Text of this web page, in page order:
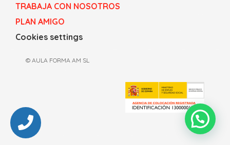
TRABAJA CON NOSOTROS
PLAN AMIGO
Cookies settings
© AULA FORMA AM SL